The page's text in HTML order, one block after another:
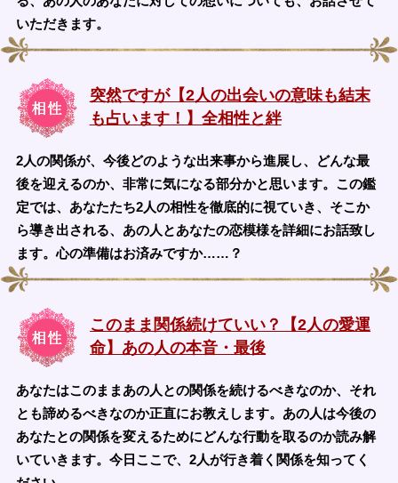
いただきます。
突然ですが【2人の出会いの意味も結末
も占います！】全相性と絆
2人の関係が、今後どのような出来事から進展し、どんな最
後を迎えるのか、非常に気になる部分かと思います。この鑑
定では、あなたたち2人の相性を徹底的に視ていき、そこか
ら導き出される、あの人とあなたの恋模様を詳細にお話致し
ます。心の準備はお済みですか……？
このまま関係続けていい？【2人の愛運
命】あの人の本音・最後
あなたはこのままあの人との関係を続けるべきなのか、それ
とも諦めるべきなのか正直にお教えします。あの人は今後の
あなたとの関係を変えるためにどんな行動を取るのか読み解
いていきます。今日ここで、2人が行き着く関係を知ってく